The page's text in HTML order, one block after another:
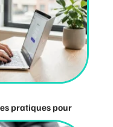
pratiques pour